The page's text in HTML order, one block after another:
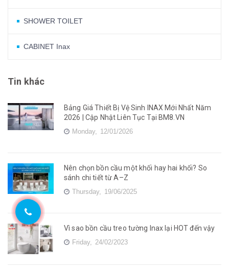
SHOWER TOILET
CABINET Inax
Tin khác
Bảng Giá Thiết Bị Vệ Sinh INAX Mới Nhất Năm
2026 | Cập Nhật Liên Tục Tại BM8.VN
Monday, 12/01/2026
Nên chọn bồn cầu một khối hay hai khối? So
sánh chi tiết từ A–Z
Thursday, 19/06/2025
Vì sao bồn cầu treo tường Inax lại HOT đến vậy
Friday, 24/02/2023